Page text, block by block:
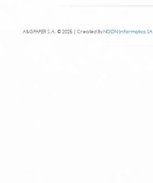
A&G PAPER S.A. © 2025 | Created ByNOON Informatics SA